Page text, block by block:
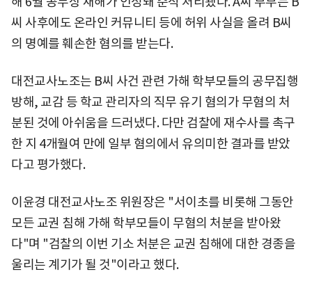
씨 사후에도 온라인 커뮤니티 등에 허위 사실을 올려 B씨
의 명예를 훼손한 혐의를 받는다.
대전교사노조는 B씨 사건 관련 가해 학부모들의 공무집행
방해, 교감 등 학교 관리자의 직무 유기 혐의가 무혐의 처
분된 것에 아쉬움을 드러냈다. 다만 검찰에 재수사를 촉구
한 지 4개월여 만에 일부 혐의에서 유의미한 결과를 받았
다고 평가했다.
이윤경 대전교사노조 위원장은 "서이초를 비롯해 그동안
모든 교권 침해 가해 학부모들이 무혐의 처분을 받아왔
다"며 "검찰의 이번 기소 처분은 교권 침해에 대한 경종을
울리는 계기가 될 것"이라고 했다.